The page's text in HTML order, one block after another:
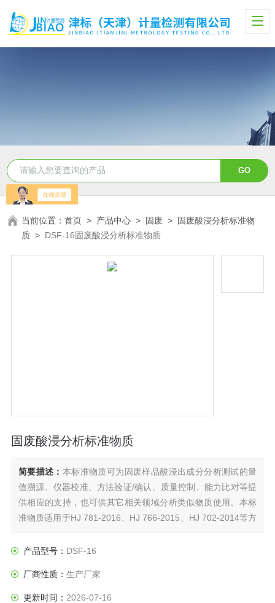
当前位置：首页 > 产品中心 > 固废 > 固废酸浸分析标准物
质 > DSF-16固废酸浸分析标准物质
固废酸浸分析标准物质
简要描述： 本标准物质可为固废样品酸浸出成分分析测试的量
值溯源、仪器校准、方法验证/确认、质量控制、能力比对等提
供相应的支持，也可供其它相关领域分析类似物质使用。本标
准物质适用于HJ 781-2016、HJ 766-2015、HJ 702-2014等方
产品型号： DSF-16
厂商性质： 生产厂家
更新时间： 2026-07-16